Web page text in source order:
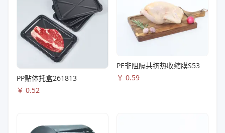
PP贴体托盒261813
￥ 0.52
PE非阻隔共挤热收缩膜S53
￥ 0.59